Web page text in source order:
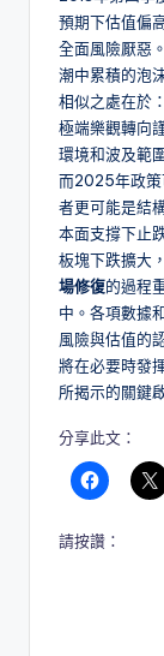
預期下估值偏
全面風險厭惡
潮中累積的泡
相似之處在於
極端樂觀轉向
環境和波及範
而2025年政策
者更可能是結
本面支撐下止
板塊下跌擴大
場修復的過程
中。各項數據
風險與估值的
將在必要時發
所揭示的關鍵
分享此文：
請按讚：